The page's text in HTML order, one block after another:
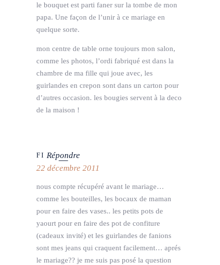
le bouquet est parti faner sur la tombe de mon
papa. Une façon de l’unir à ce mariage en
quelque sorte.
mon centre de table orne toujours mon salon,
comme les photos, l’ordi fabriqué est dans la
chambre de ma fille qui joue avec, les
guirlandes en crepon sont dans un carton pour
d’autres occasion. les bougies servent à la deco
de la maison !
FI Répondre
22 décembre 2011
nous compte récupéré avant le mariage…
comme les bouteilles, les bocaux de maman
pour en faire des vases.. les petits pots de
yaourt pour en faire des pot de confiture
(cadeaux invité) et les guirlandes de fanions
sont mes jeans qui craquent facilement… aprés
le mariage?? je me suis pas posé la question